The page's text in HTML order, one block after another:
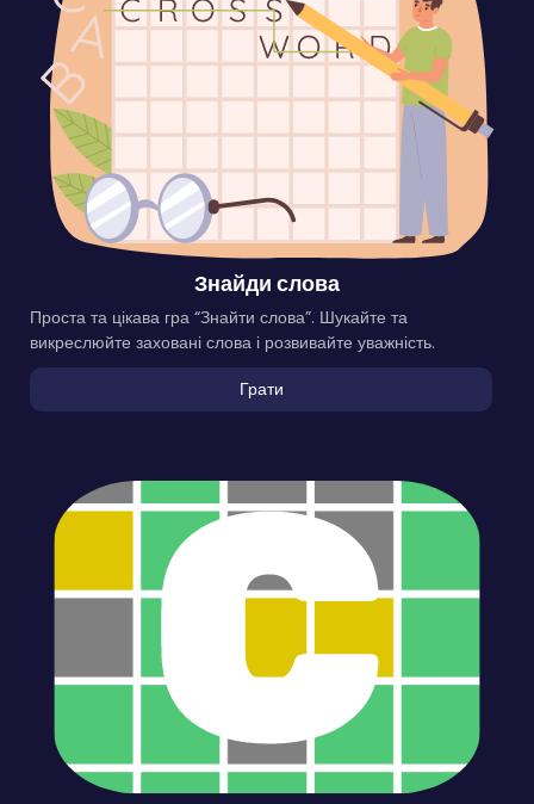
Знайди слова
Проста та цікава гра “Знайти слова”. Шукайте та
викреслюйте заховані слова і розвивайте уважність.
Грати